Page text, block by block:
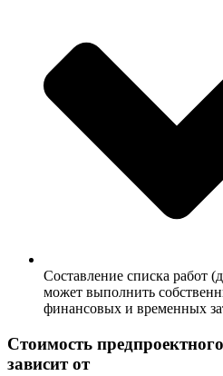
Составление списка работ
может выполнить
финансовых и временных
Стоимость
зависит от